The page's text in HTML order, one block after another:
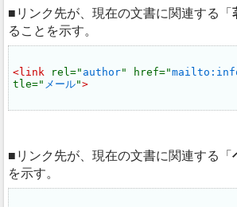
リンク先が、現在の文書に関連する
ることを示す。
<link rel=" author" href="
tle=" メール">
リンク先が、現在の文書に関連する
を示す。